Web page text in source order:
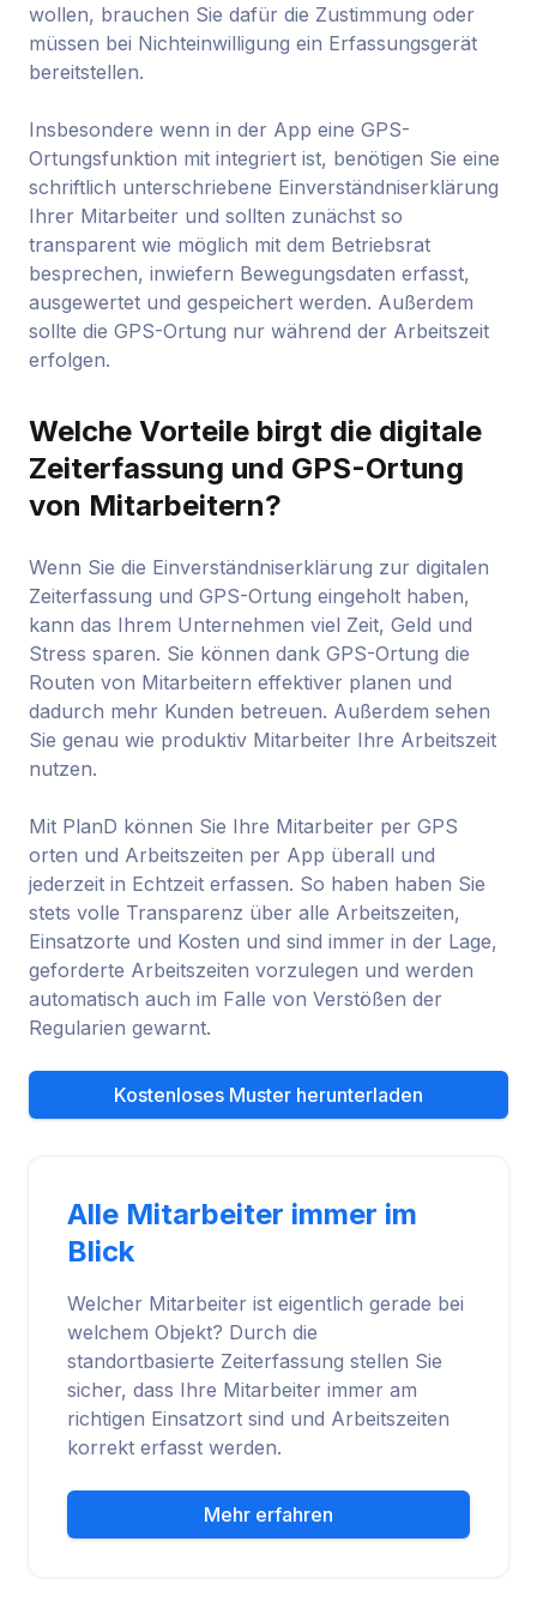
wollen, brauchen Sie dafür die Zustimmung oder
müssen bei Nichteinwilligung ein Erfassungsgerät
bereitstellen.
Insbesondere wenn in der App eine GPS-
Ortungsfunktion mit integriert ist, benötigen Sie eine
schriftlich unterschriebene Einverständniserklärung
Ihrer Mitarbeiter und sollten zunächst so
transparent wie möglich mit dem Betriebsrat
besprechen, inwiefern Bewegungsdaten erfasst,
ausgewertet und gespeichert werden. Außerdem
sollte die GPS-Ortung nur während der Arbeitszeit
erfolgen.
Welche Vorteile birgt die digitale
Zeiterfassung und GPS-Ortung
von Mitarbeitern?
Wenn Sie die Einverständniserklärung zur digitalen
Zeiterfassung und GPS-Ortung eingeholt haben,
kann das Ihrem Unternehmen viel Zeit, Geld und
Stress sparen. Sie können dank GPS-Ortung die
Routen von Mitarbeitern effektiver planen und
dadurch mehr Kunden betreuen. Außerdem sehen
Sie genau wie produktiv Mitarbeiter Ihre Arbeitszeit
nutzen.
Mit PlanD können Sie Ihre Mitarbeiter per GPS
orten und Arbeitszeiten per App überall und
jederzeit in Echtzeit erfassen. So haben haben Sie
stets volle Transparenz über alle Arbeitszeiten,
Einsatzorte und Kosten und sind immer in der Lage,
geforderte Arbeitszeiten vorzulegen und werden
automatisch auch im Falle von Verstößen der
Regularien gewarnt.
Kostenloses Muster herunterladen
Alle Mitarbeiter immer im
Blick
Welcher Mitarbeiter ist eigentlich gerade bei
welchem Objekt? Durch die
standortbasierte Zeiterfassung stellen Sie
sicher, dass Ihre Mitarbeiter immer am
richtigen Einsatzort sind und Arbeitszeiten
korrekt erfasst werden.
Mehr erfahren